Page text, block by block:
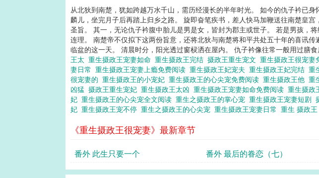
从北狄到南楚，犹如跨越万水千山，需历经漫长的半年时光。 如今的仇子衿已
麟儿，坐完月子后再踏上归乡之路。 旋即奋笔疾书，差人快马加鞭送往南楚皇
圣旨。 其一，无论仇子衿腹中胎儿是男是女，皆封为郡主或世子。 若是男孩，
连理。 南楚帝不仅拟下这两份旨意，还将北狄与南楚将和平共处五十年的喜讯
临盆的这一天。 清晨时分，阳光透过窗棂洒在屋内。 仇子衿像往常一般用过膳食
王太 重生摄政王宠妻如命 重生摄政王完结 摄政王重生宠文 重生摄政王很宠妻
妻日常 重生摄政王宠妻上瘾免费阅读 重生摄政王妃宠夫 重生摄政王妃完结 重
很宠妻的 重生摄政王的小宠妃 重生摄政王的心尖宠免费阅读 重生摄政王他 重
凶猛 摄政王重生宠妃 重生摄政王太凶 重生摄政王宠妻如命免费阅读 重生摄政
妃 重生摄政王的心尖宠全文阅读 重生之摄政王的掌心宠 重生摄政王宠妻短剧
妃 重生摄政王宠不停 重生之摄政王的心尖宠 重生摄政王宠妻日常 重生 摄政王
《重生摄政王很宠妻》最新章节
番外 此生只要一个 番外 最后的眷恋（七）